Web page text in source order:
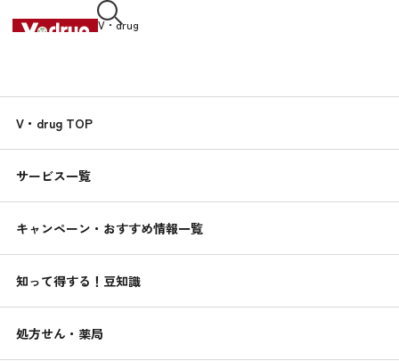
V・drug
V・drug TOP
サービス一覧
キャンペーン・おすすめ情報一覧
知って得する！豆知識
処方せん・薬局
くすりんの豆知識
お口の豆知識